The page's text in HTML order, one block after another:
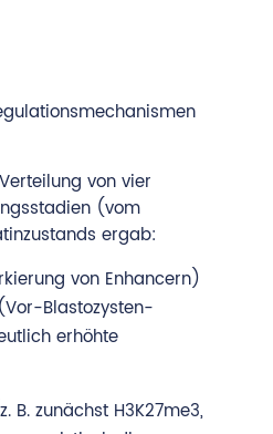
von vier
(vom
ergab:
von Enhancern)
Blastozysten-
erhöhte
zunächst H3K27me3,